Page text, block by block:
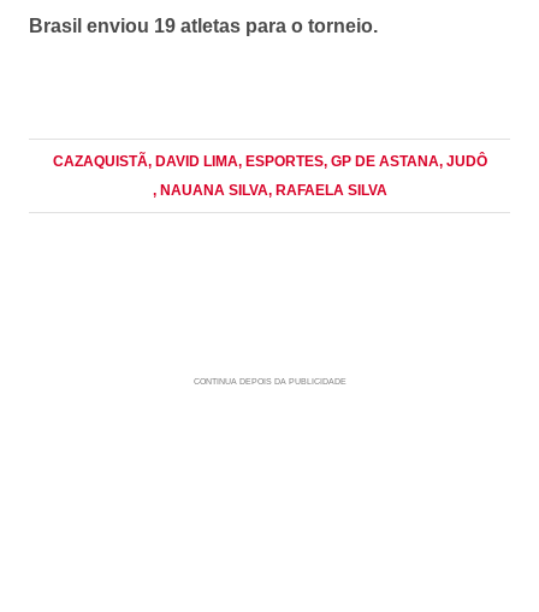
Brasil enviou 19 atletas para o torneio.
CAZAQUISTÃ, DAVID LIMA, ESPORTES, GP DE ASTANA, JUDÔ
, NAUANA SILVA, RAFAELA SILVA